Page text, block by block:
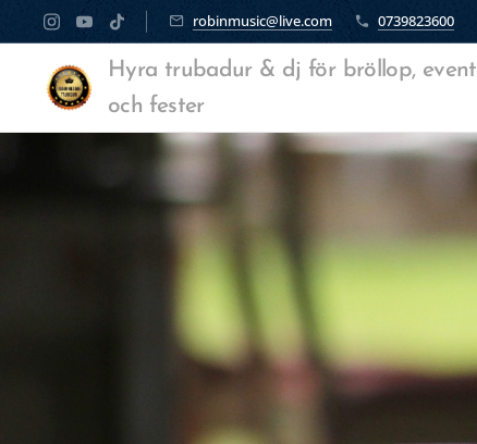
robinmusic@live.com 0739823600
Hyra trubadur & dj för bröllop, event
och fester